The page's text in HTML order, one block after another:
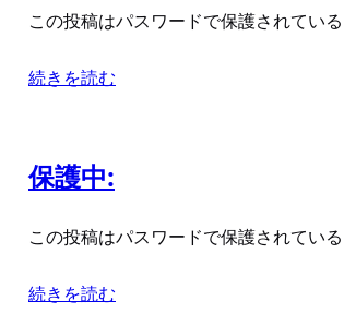
この投稿はパスワードで保護されてい
続きを読む
保護中:
この投稿はパスワードで保護されてい
続きを読む